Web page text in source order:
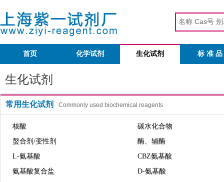
首页 化学试剂 生化试剂 标 准 品
生化试剂
常用生化试剂 Commonly used biochemical reagents
核酸
碳水化合物
螯合剂/变性剂
酶、辅酶
L-氨基酸
CBZ氨基酸
氨基酸复合盐
D-氨基酸